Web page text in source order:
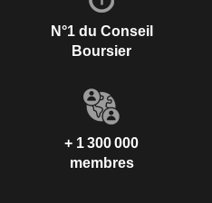
N°1 du Conseil
Boursier
+ 1 300 000
membres